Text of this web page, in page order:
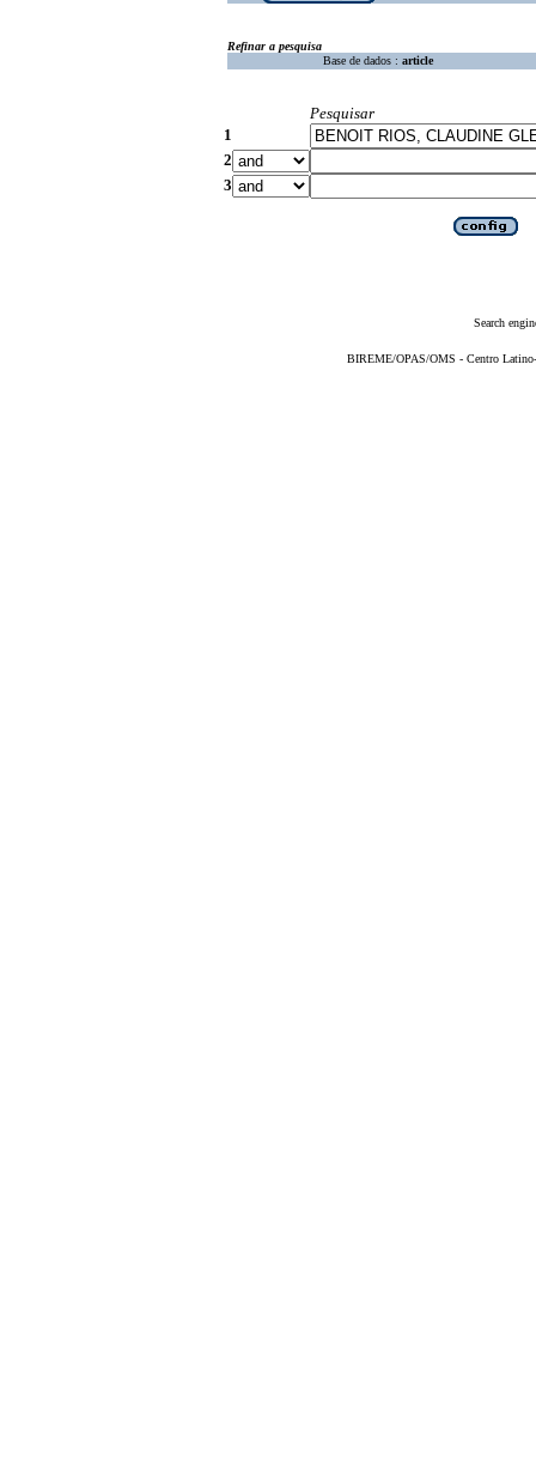
Refinar a pesquisa
Base de dados : article
Pesquisar
1
2
3
Search
BIREME/OPAS/OMS - Centro Latino-